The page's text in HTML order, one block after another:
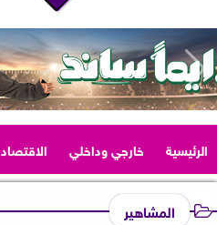
الرئيسية خارجي وداخلي الاقتصاد
المشاهير